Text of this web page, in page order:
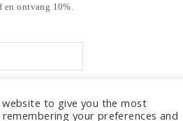
en ontvang 10%.
to give you the most
your preferences and